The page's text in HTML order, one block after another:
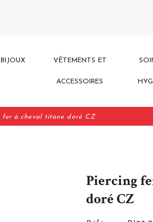
BIJOUX VÊTEMENTS ET
ACCESSOIRES
fer à cheval titane doré CZ
Piercing
doré CZ